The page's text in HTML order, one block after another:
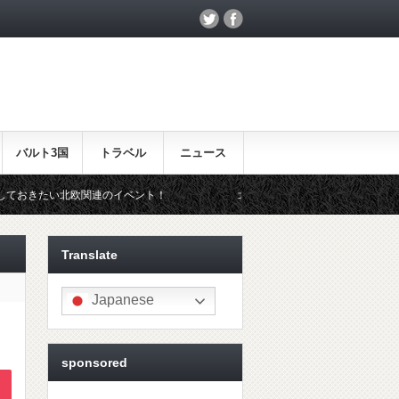
バルト3国 トラベル ニュース
連のイベント！ 北欧らしいギフトをお探しの方はこちら♪
Translate
Japanese
sponsored